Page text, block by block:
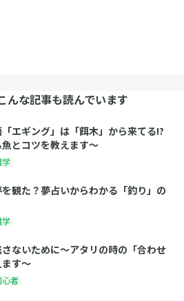
んな記事も読んでいます
エギング」は「餌木」から来てる!?
とコツを教えます～
学
観た？夢占いからわかる「釣り」の
学
ないために～アタリの時の「合わせ
す～
心者